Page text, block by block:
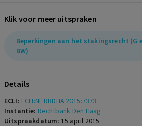
en spelregeltoets (tijdige
aanzegging).
Klik voor meer uitspraken
Beperkingen aan het stakingsrecht (G
BW)
Details
ECLI: ECLI:NL:RBDHA:2015:7373
Instantie: Rechtbank Den Haag
Uitspraakdatum:15 april 2015